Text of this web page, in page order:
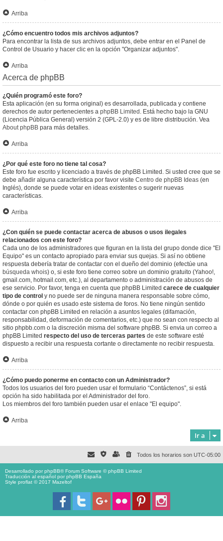
Arriba
¿Cómo encuentro todos mis archivos adjuntos?
Para encontrar la lista de sus archivos adjuntos, debe entrar en el Panel de
Control de Usuario y hacer clic en la opción "Organizar adjuntos".
Arriba
Acerca de phpBB
¿Quién programó este foro?
Esta aplicación (en su forma original) es desarrollada, publicada y contiene
derechos de autor pertenecientes a phpBB Limited . Está hecho bajo la GNU
(Licencia Pública General) versión 2 (GPL-2.0) y es de libre distribución. Vea
About phpBB para más detalles.
Arriba
¿Por qué este foro no tiene tal cosa?
Este foro fue escrito y licenciado a través de phpBB Limited. Si usted cree que se
debe añadir alguna característica por favor visite Centro de phpBB Ideas (en
Inglés), donde se puede votar en ideas existentes o sugerir nuevas
características.
Arriba
¿Con quién se puede contactar acerca de abusos o usos ilegales
relacionados con este foro?
Cada uno de los administradores que figuran en la lista del grupo donde dice "El
Equipo" es un contacto apropiado para enviar sus quejas. Si así no obtiene
respuesta debería tratar de contactar con el dueño del dominio (efectúe una
búsqueda whois) o, si este foro tiene correo sobre un dominio gratuito (Yahoo!,
gmail.com, hotmail.com, etc.), al departamento o administración de abusos de
ese servicio. Por favor, tenga en cuenta que phpBB Limited carece de cualquier
tipo de control y no puede ser de ninguna manera responsable sobre cómo,
dónde o por quién es usado este sistema de foros. No tiene ningún sentido
contactar con phpBB Limited en relación a asuntos legales (difamación,
responsabilidad, deformación de comentarios, etc.) que no sean con respecto al
sitio phpbb.com o la discreción misma del software phpBB. Si envia un correo a
phpBB Limited respecto del uso de terceras partes de este software esté
dispuesto a recibir una respuesta cortante o directamente no recibir respuesta.
Arriba
¿Cómo puedo ponerme en contacto con un Administrador?
Todos los usuarios del foro pueden usar el formulario “Contáctenos”, si está
opción ha sido habilitada por el Administrador del foro.
Los miembros del foro también pueden usar el enlace "El equipo".
Arriba
Ir a
Todos los horarios son UTC-05:00
Desarrollado porphpBB® Forum Software © phpBB Limited
Traducción al español porphpBB España
Style proflat © 2017 Mazeltof